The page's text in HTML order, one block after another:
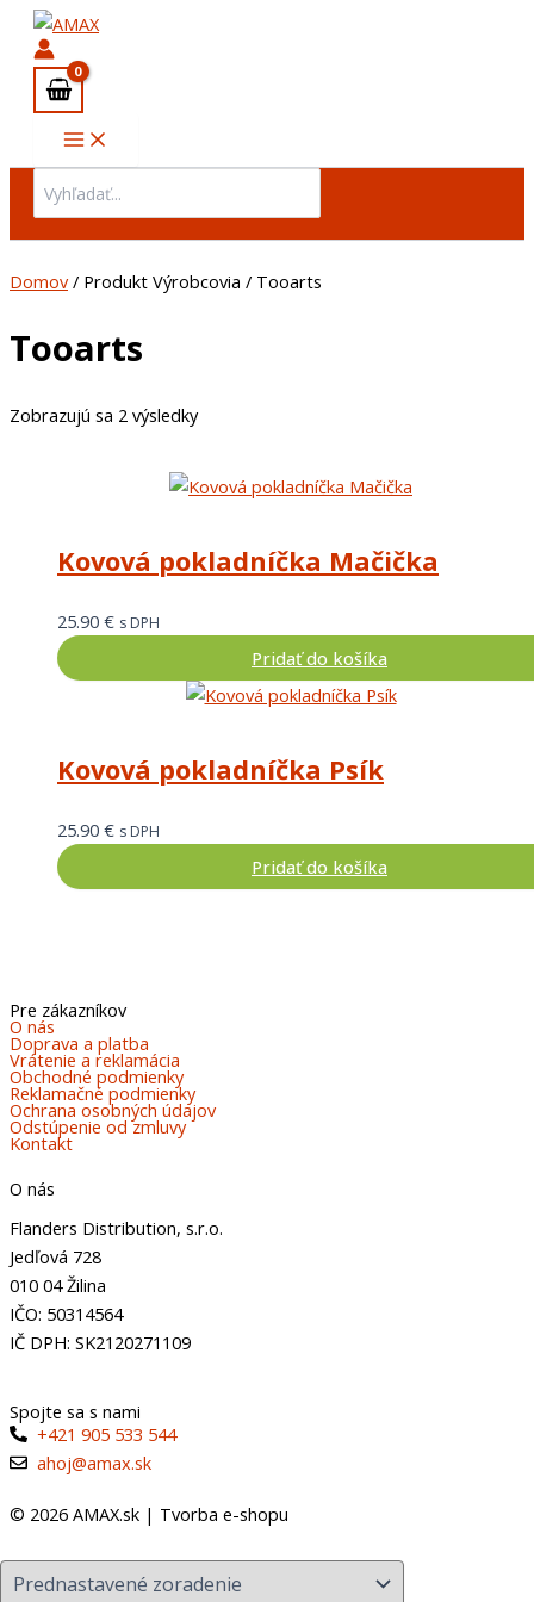
Preskočiť
obsah
for:
Domov/ Produkt Výrobcovia / Tooarts
Tooarts
Zobrazujú sa 2 výsledky
Kovová pokladníčka Mačička
25.90 € s DPH
Pridať do košíka
Kovová pokladníčka Psík
25.90 € s DPH
Pridať do košíka
Pre zákazníkov
O nás
Doprava a platba
Vrátenie a reklamácia
Obchodné podmienky
Reklamačné podmienky
Ochrana osobných údajov
Odstúpenie od zmluvy
Kontakt
O nás
Flanders Distribution, s.r.o.
Jedľová 728
010 04 Žilina
IČO: 50314564
IČ DPH: SK2120271109
Spojte sa s nami
+421 905 533 544
ahoj@amax.sk
© 2026 AMAX.sk | Tvorba e-shopu